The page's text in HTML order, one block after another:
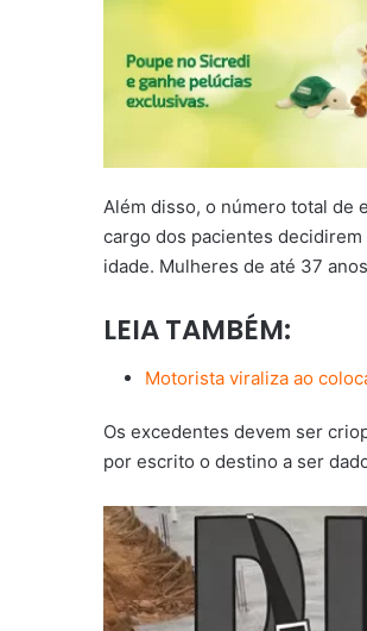
Além disso, o número total de
cargo dos pacientes
idade. Mulheres de até 37
LEIA TAMBÉM:
Motorista viraliza ao
Os excedentes devem ser
por escrito o destino a ser